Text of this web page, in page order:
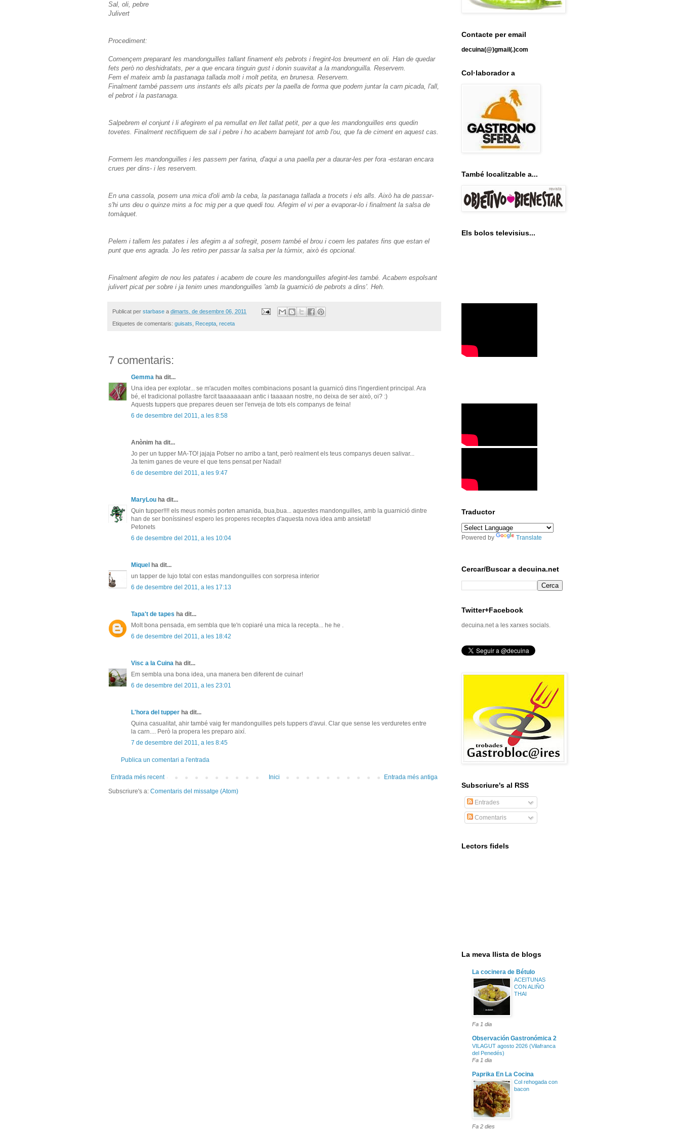
Sal, oli, pebre
Julivert
Procediment:
Començem preparant les mandonguilles tallant finament els pebrots i fregint-los breument en oli. Han de quedar
fets però no deshidratats, per a que encara tinguin gust i donin suavitat a la mandonguilla. Reservem.
Fem el mateix amb la pastanaga tallada molt i molt petita, en brunesa. Reservem.
Finalment també passem uns instants els alls picats per la paella de forma que podem juntar la carn picada, l'all,
el pebrot i la pastanaga.
Salpebrem el conjunt i li afegirem el pa remullat en llet tallat petit, per a que les mandonguilles ens quedin
tovetes. Finalment rectifiquem de sal i pebre i ho acabem barrejant tot amb l'ou, que fa de ciment en aquest cas.
Formem les mandonguilles i les passem per farina, d'aqui a una paella per a daurar-les per fora -estaran encara
crues per dins- i les reservem.
En una cassola, posem una mica d'oli amb la ceba, la pastanaga tallada a trocets i els alls. Això ha de passar-
s'hi uns deu o quinze mins a foc mig per a que quedi tou. Afegim el vi per a evaporar-lo i finalment la salsa de
tomàquet.
Pelem i tallem les patates i les afegim a al sofregit, posem també el brou i coem les patates fins que estan el
punt que ens agrada. Jo les retiro per passar la salsa per la túrmix, això és opcional.
Finalment afegim de nou les patates i acabem de coure les mandonguilles afegint-les també. Acabem espolsant
julivert picat per sobre i ja tenim unes mandonguilles 'amb la guarnició de pebrots a dins'. Heh.
Publicat per starbase a dimarts, de desembre 06, 2011
Etiquetes de comentaris: guisats Recepta receta
7 comentaris:
Gemma ha dit...
Una idea per explotar... se m'acuden moltes combinacions posant la guarnicó dins l'ingerdient principal. Ara
bé, el tradicional pollastre farcit taaaaaaaan antic i taaaaan nostre, no deixa de ser això, oi? :)
Aquests tuppers que prepares deuen ser l'enveja de tots els companys de feina!
6 de desembre del 2011, a les 8:58
Anònim ha dit...
Jo per un tupper MA-TO! jajaja Potser no arribo a tant, però realment els teus companys deuen salivar...
Ja tenim ganes de veure el que tens pensat per Nadal!
6 de desembre del 2011, a les 9:47
MaryLou ha dit...
Quin tupper!!!! els meus nomès porten amanida, bua,bua... aquestes mandonguilles, amb la guarnició dintre
han de ser boníssines! espero les properes receptes d'aquesta nova idea amb ansietat!
Petonets
6 de desembre del 2011, a les 10:04
Miquel ha dit...
un tapper de lujo total con estas mandonguilles con sorpresa interior
6 de desembre del 2011, a les 17:13
Tapa't de tapes ha dit...
Molt bona pensada, em sembla que te'n copiaré una mica la recepta... he he .
6 de desembre del 2011, a les 18:42
Visc a la Cuina ha dit...
Em sembla una bona idea, una manera ben diferent de cuinar!
6 de desembre del 2011, a les 23:01
L'hora del tupper ha dit...
Quina casualitat, ahir també vaig fer mandonguilles pels tuppers d'avui. Clar que sense les verduretes entre
la carn.... Però la propera les preparo així.
7 de desembre del 2011, a les 8:45
Publica un comentari a l'entrada
Entrada més recent Entrada més antiga
Inici
Subscriure's a: Comentaris del missatge (Atom)
Contacte per email
decuina(@)gmail(.)com
Col·laborador a
També localitzable a...
Els bolos televisius...
Traductor
Powered by Translate
Cercar/Buscar a decuina.net
Twitter+Facebook
decuina.net a les xarxes socials.
Subscriure's al RSS
Entrades
Comentaris
Lectors fidels
La meva llista de blogs
La cocinera de Bétulo
ACEITUNAS
CON ALIÑO
THAI
Fa 1 dia
Observación Gastronómica 2
VILAGUT agosto 2026 (Vilafranca
del Penedés)
Fa 1 dia
Paprika En La Cocina
Col rehogada con
bacon
Fa 2 dies